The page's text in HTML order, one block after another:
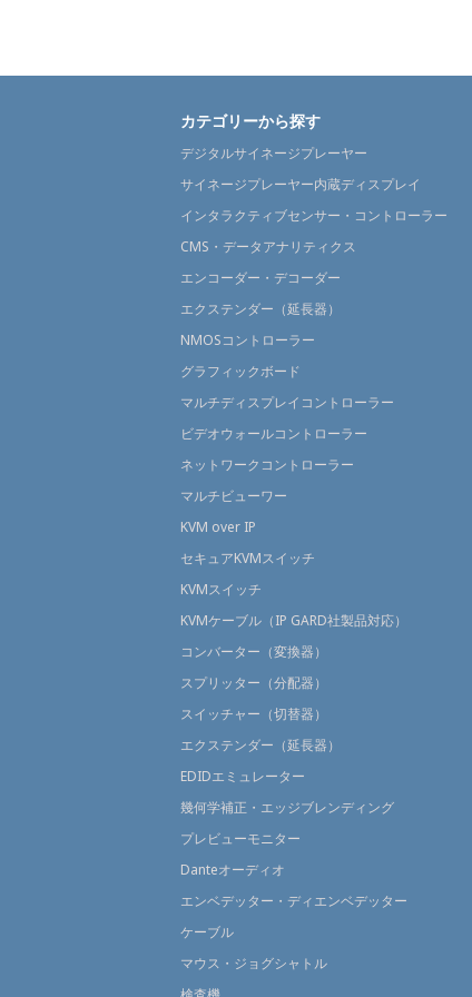
カテゴリーから探す
デジタルサイネージプレーヤー
サイネージプレーヤー内蔵ディスプレイ
インタラクティブセンサー・コントローラー
CMS・データアナリティクス
エンコーダー・デコーダー
エクステンダー（延長器）
NMOSコントローラー
グラフィックボード
マルチディスプレイコントローラー
ビデオウォールコントローラー
ネットワークコントローラー
マルチビューワー
KVM over IP
セキュアKVMスイッチ
KVMスイッチ
KVMケーブル（IP GARD社製品対応）
コンバーター（変換器）
スプリッター（分配器）
スイッチャー（切替器）
エクステンダー（延長器）
EDIDエミュレーター
幾何学補正・エッジブレンディング
プレビューモニター
Danteオーディオ
エンベデッター・ディエンベデッター
ケーブル
マウス・ジョグシャトル